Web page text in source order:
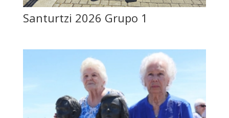
Santurtzi 2026 Grupo 1